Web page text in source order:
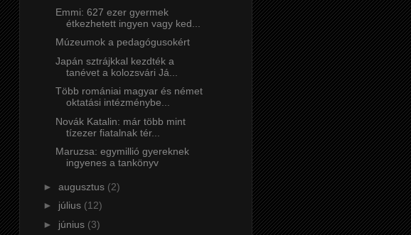
Emmi: 627 ezer gyermek
étkezhetett ingyen vagy ked...
Múzeumok a pedagógusokért
Japán sztrájkkal kezdték a
tanévet a kolozsvári Já...
Több romániai magyar és német
oktatási intézménybe...
Novák Katalin: már több mint
tízezer fiatalnak tér...
Maruzsa: egymillió gyereknek
ingyenes a tankönyv
► augusztus (2)
► július (12)
► június (3)